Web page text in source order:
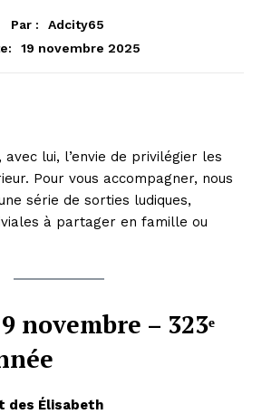
Par :
Adcity65
19 novembre 2025
avec lui, l’envie de privilégier les
Pour vous accompagner, nous
série de sorties ludiques,
à partager en famille ou
novembre – 323ᵉ
des Élisabeth